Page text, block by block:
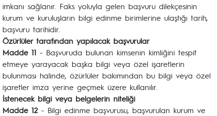
imkanı sağlanır. Faks yoluyla gelen başvuru dilekçesinin
kurum ve kuruluşların bilgi edinme birimlerine ulaştığı tarih,
başvuru tarihidir.
Özürlüler tarafından yapılacak başvurular
Madde 11 - Başvuruda bulunan kimsenin kimliğini tespit
etmeye yarayacak başka bilgi veya özel işaretlerin
bulunması halinde, özürlüler bakımından bu bilgi veya özel
işaretler imza yerine geçmek üzere kullanılır.
İstenecek bilgi veya belgelerin niteliği
Madde 12 - Bilgi edinme başvurusu, başvurulan kurum ve